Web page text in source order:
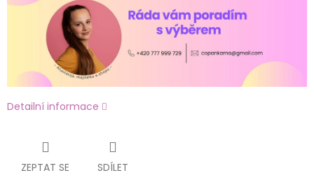
Detailní informace
ZEPTAT SE SDÍLET